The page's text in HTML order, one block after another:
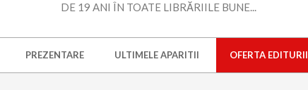
DE 19 ANI ÎN TOATE LIBRĂRIILE BUNE...
PREZENTARE ULTIMELE APARITII OFERTA EDITURII